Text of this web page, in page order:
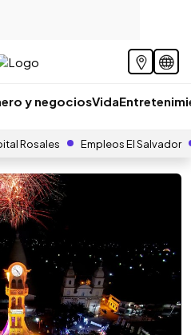
y negociosVida
Rosales Empleos El Salvador